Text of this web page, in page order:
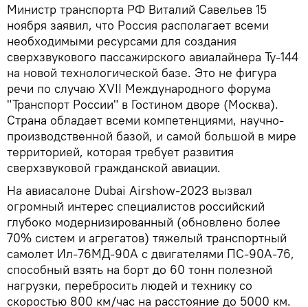
Министр транспорта РФ Виталий Савельев 15
ноября заявил, что Россия располагает всеми
необходимыми ресурсами для создания
сверхзвукового пассажирского авиалайнера Ту-144
на новой технологической базе. Это не фигура
речи по случаю XVII Международного форума
"Транспорт России" в Гостином дворе (Москва).
Страна обладает всеми компетенциями, научно-
производственной базой, и самой большой в мире
территорией, которая требует развития
сверхзвуковой гражданской авиации.
На авиасалоне Dubai Airshow-2023 вызвал
огромный интерес специалистов российский
глубоко модернизированный (обновлено более
70% систем и агрегатов) тяжелый транспортный
самолет Ил-76МД-90А с двигателями ПС-90А-76,
способный взять на борт до 60 тонн полезной
нагрузки, перебросить людей и технику со
скоростью 800 км/час на расстояние до 5000 км.